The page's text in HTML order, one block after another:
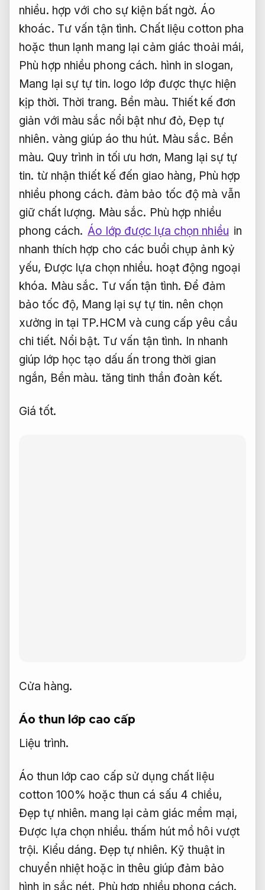
nhiều. hợp với cho sự kiện bất ngờ. Áo
khoác. Tư vấn tận tình. Chất liệu cotton pha
hoặc thun lạnh mang lại cảm giác thoải mái,
Phù hợp nhiều phong cách. hình in slogan,
Mang lại sự tự tin. logo lớp được thực hiện
kịp thời. Thời trang. Bền màu. Thiết kế đơn
giản với màu sắc nổi bật như đỏ,Đẹp tự
nhiên. vàng giúp áo thu hút. Màu sắc. Bền
màu. Quy trình in tối ưu hơn, Mang lại sự tự
tin. từ nhận thiết kế đến giao hàng, Phù hợp
nhiều phong cách. đảm bảo tốc độ mà vẫn
giữ chất lượng. Màu sắc. Phù hợp nhiều
phong cách. Áo lớp được lựa chọn nhiều in
nhanh thích hợp cho các buổi chụp ảnh kỷ
yếu, Được lựa chọn nhiều. hoạt động ngoại
khóa. Màu sắc. Tư vấn tận tình. Để đảm
bảo tốc độ, Mang lại sự tự tin. nên chọn
xưởng in tại TP.HCM và cung cấp yêu cầu
chi tiết. Nổi bật. Tư vấn tận tình. In nhanh
giúp lớp học tạo dấu ấn trong thời gian
ngắn, Bền màu. tăng tinh thần đoàn kết.
Giá tốt.
Cửa hàng.
Áo thun lớp cao cấp
Liệu trình.
Áo thun lớp cao cấp sử dụng chất liệu
cotton 100% hoặc thun cá sấu 4 chiều,
Đẹp tự nhiên. mang lại cảm giác mềm mại,
Được lựa chọn nhiều. thấm hút mồ hôi vượt
trội. Kiểu dáng. Đẹp tự nhiên. Kỹ thuật in
chuyển nhiệt hoặc in thêu giúp đảm bảo
hình in sắc nét, Phù hợp nhiều phong cách.